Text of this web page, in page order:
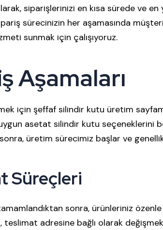
siparişlerinizi en kısa sürede ve
sürecinizin her aşamasında
sunmak için çalışıyoruz.
Aşamaları
için şeffaf silindir kutu üretim
asetat silindir kutu seçeneklerini
üretim sürecimiz başlar ve
Süreçleri
sonra, ürünleriniz özenle
teslimat adresine bağlı olarak